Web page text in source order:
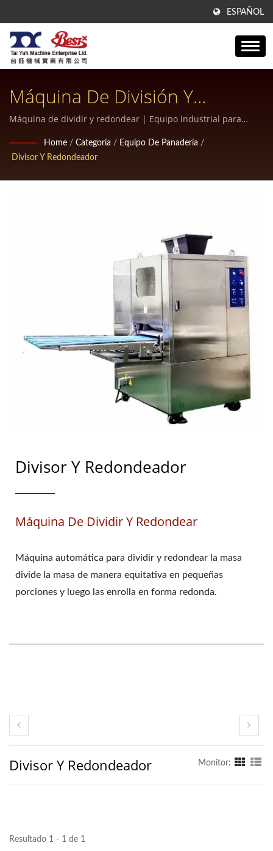
ESPAÑOL
Máquina De División Y
Redondeo | Máquina Eficiente
Para Hacer Pan Relleno Para
Máquina de dividir y redondear | Equipo industrial para
Home / Categoría / Equipo De Panadería /
Divisor Y Redondeador
Divisor Y Redondeador
Máquina De Dividir Y Redondear
Máquina automática para dividir y redondear la masa
divide la masa de manera equitativa en pequeñas
porciones y luego las enrolla en forma redonda.
Divisor Y Redondeador Monitor:
Resultado 1 - 1 de 1